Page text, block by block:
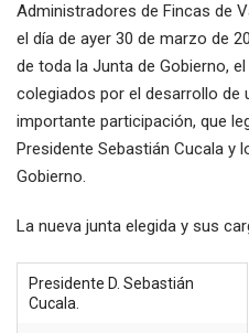
Administradores de Fincas de
el día de ayer 30 de marzo de
de toda la Junta de Gobierno,
colegiados por el desarrollo de
importante participación, que
Presidente Sebastián Cucala y
Gobierno.
La nueva junta elegida y sus
Presidente D. Sebastián
Cucala.